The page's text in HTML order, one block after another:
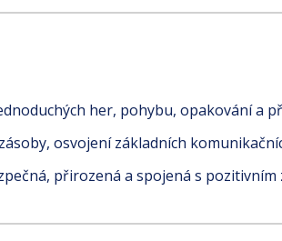
her, pohybu, opakování a
osvojení základních
přirozená a spojená s pozitivním